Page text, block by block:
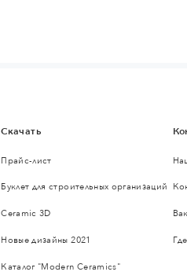
Скачать
Прайс-лист
Буклет для строительных организаций
Ceramic 3D
Новые дизайны 2021
Каталог "Modern Ceramics"